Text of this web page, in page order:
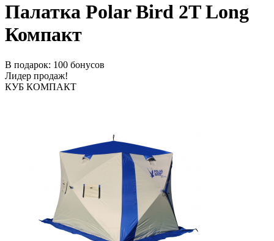
Палатка Polar Bird 2T Long
Компакт
В подарок: 100 бонусов
Лидер продаж!
КУБ КОМПАКТ